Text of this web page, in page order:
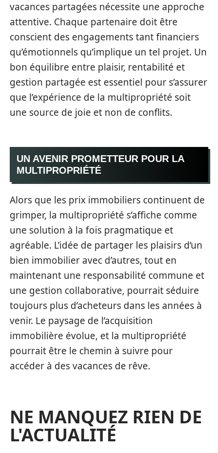
vacances partagées nécessite une approche
attentive. Chaque partenaire doit être
conscient des engagements tant financiers
qu’émotionnels qu’implique un tel projet. Un
bon équilibre entre plaisir, rentabilité et
gestion partagée est essentiel pour s’assurer
que l’expérience de la multipropriété soit
une source de joie et non de conflits.
UN AVENIR PROMETTEUR POUR LA
MULTIPROPRIÉTÉ
Alors que les prix immobiliers continuent de
grimper, la multipropriété s’affiche comme
une solution à la fois pragmatique et
agréable. L’idée de partager les plaisirs d’un
bien immobilier avec d’autres, tout en
maintenant une responsabilité commune et
une gestion collaborative, pourrait séduire
toujours plus d’acheteurs dans les années à
venir. Le paysage de l’acquisition
immobilière évolue, et la multipropriété
pourrait être le chemin à suivre pour
accéder à des vacances de rêve.
NE MANQUEZ RIEN DE
L'ACTUALITÉ